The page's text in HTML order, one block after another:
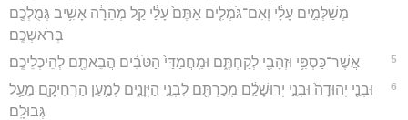
מְשַׁלְּמִ֣ים עָלָ֔י וְאִם־גֹּמְלִ֤ים אַתֶּם֙ עָלַ֔י קַ֣ל מְהֵרָ֔ה אָשִׁ֥יב גְּמֻלְכֶ֖ם
בְּרֹאשְׁכֶֽם׃
5 אֲשֶׁר־כַּסְפִּ֥י וּזְהָבִ֖י לְקַחְתֶּ֑ם וּמַֽחֲמַדַּי֙ הַטֹּבִ֔ים הֲבֵאתֶ֖ם לְהֵיכְלֵיכֶֽם׃
6
וּבְנֵ֤י יְהוּדָה֙ וּבְנֵ֣י יְרוּשָׁלִַ֔ם מְכַרְתֶּ֖ם לִבְנֵ֣י הַיְּוָנִ֑ים לְמַ֥עַן הַרְחִיקָ֖ם מֵעַ֥ל
גְּבוּלָֽם׃